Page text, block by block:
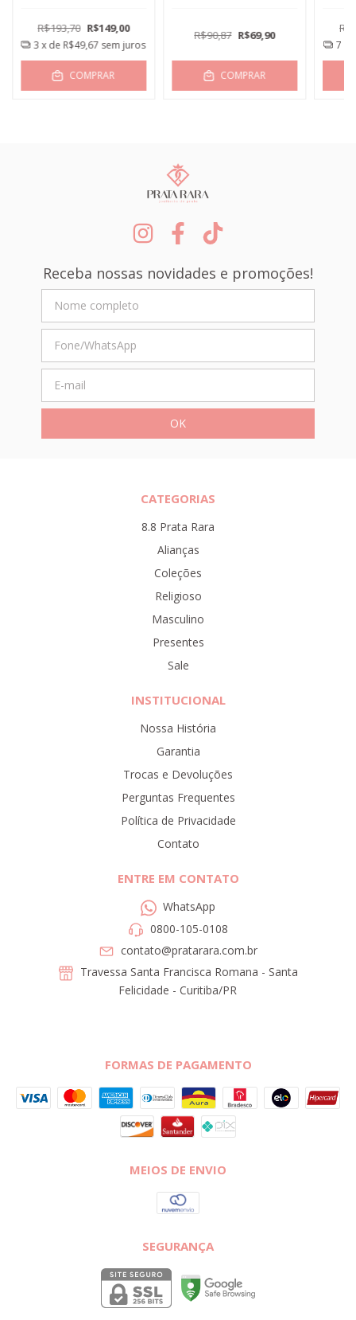
R$193,70 R$149,00
3 x de R$49,67 sem juros
COMPRAR
R$90,87 R$69,90
COMPRAR
7
Receba nossas novidades e promoções!
CATEGORIAS
8.8 Prata Rara
Alianças
Coleções
Religioso
Masculino
Presentes
Sale
INSTITUCIONAL
Nossa História
Garantia
Trocas e Devoluções
Perguntas Frequentes
Política de Privacidade
Contato
ENTRE EM CONTATO
WhatsApp
0800-105-0108
contato@pratarara.com.br
Travessa Santa Francisca Romana - Santa
Felicidade - Curitiba/PR
FORMAS DE PAGAMENTO
MEIOS DE ENVIO
SEGURANÇA